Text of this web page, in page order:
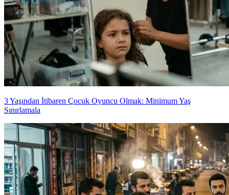
3 Yaşından İtibaren Çocuk Oyuncu Olmak: Minimum Yaş
Sınırlamala